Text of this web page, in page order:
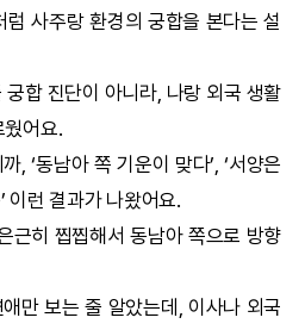
사주랑 환경의 궁합을 본다는 설
궁합진단이 아니라, 나랑 외국 생활
웠어요.
, ‘동남아 쪽 기운이 맞다’, ‘서양은
이런 결과가 나왔어요.
근히 찝찝해서 동남아 쪽으로 방향
만 보는 줄 알았는데, 이사나 외국